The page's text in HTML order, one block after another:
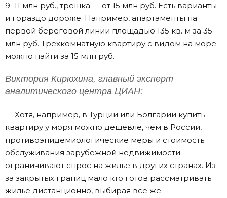
9–11 млн руб., трешка — от 15 млн руб. Есть варианты
и гораздо дороже. Например, апартаменты на
первой береговой линии площадью 135 кв. м за 35
млн руб. Трехкомнатную квартиру с видом на море
можно найти за 15 млн руб.
Виктория Кирюхина, главный эксперт
аналитического центра ЦИАН:
— Хотя, например, в Турции или Болгарии купить
квартиру у моря можно дешевле, чем в России,
противоэпидемиологические меры и стоимость
обслуживания зарубежной недвижимости
ограничивают спрос на жилье в других странах. Из-
за закрытых границ мало кто готов рассматривать
жилье дистанционно, выбирая все же